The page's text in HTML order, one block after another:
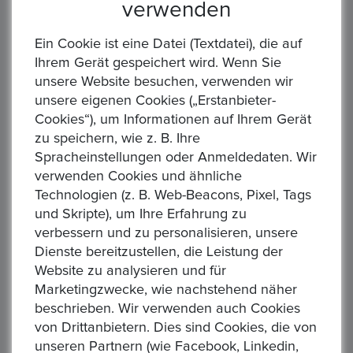
NIUE. Disney-Hakuna Matata 2 Dollar Prägejahr: 2022
in Kapsel (Verfärbungen-siehe Bild) Zitat: UC#3482 Die...
NIUE. Star Wars-Grogu, 2 Dollar 2022 1 Unze FM-
Frankfurt, Feinsilber: 31,1g
Startpreis :1,00 €
Alle Gebote:0
Höchstbietender :
Auktion Startzeit :1 day 06:40:26
NIUE. Star Wars-Grogu 2 Dollar Prägejahr: 2022 Gewicht:
31,1g Material: 999/1.000 Silber Erhaltung: ss./vzgl. in Kapsel
(siehe Bild) Zitat: UC#3830 Die Ware ist differenzbest...
verwenden
Ein Cookie ist eine Datei (Textdatei), die auf
Ihrem Gerät gespeichert wird. Wenn Sie
unsere Website besuchen, verwenden wir
unsere eigenen Cookies („Erstanbieter-
Cookies“), um Informationen auf Ihrem Gerät
zu speichern, wie z. B. Ihre
Spracheinstellungen oder Anmeldedaten. Wir
verwenden Cookies und ähnliche
Technologien (z. B. Web-Beacons, Pixel, Tags
und Skripte), um Ihre Erfahrung zu
verbessern und zu personalisieren, unsere
Dienste bereitzustellen, die Leistung der
Website zu analysieren und für
Marketingzwecke, wie nachstehend näher
beschrieben. Wir verwenden auch Cookies
von Drittanbietern. Dies sind Cookies, die von
unseren Partnern (wie Facebook, Linkedin,